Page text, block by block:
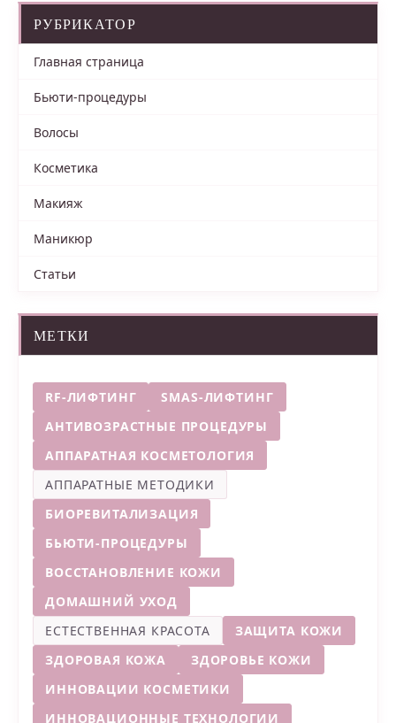
РУБРИКАТОР
Главная страница
Бьюти-процедуры
Волосы
Косметика
Макияж
Маникюр
Статьи
МЕТКИ
RF-ЛИФТИНГ
SMAS-ЛИФТИНГ
АНТИВОЗРАСТНЫЕ ПРОЦЕДУРЫ
АППАРАТНАЯ КОСМЕТОЛОГИЯ
АППАРАТНЫЕ МЕТОДИКИ
БИОРЕВИТАЛИЗАЦИЯ
БЬЮТИ-ПРОЦЕДУРЫ
ВОССТАНОВЛЕНИЕ КОЖИ
ДОМАШНИЙ УХОД
ЕСТЕСТВЕННАЯ КРАСОТА
ЗАЩИТА КОЖИ
ЗДОРОВАЯ КОЖА
ЗДОРОВЬЕ КОЖИ
ИННОВАЦИИ КОСМЕТИКИ
ИННОВАЦИОННЫЕ ТЕХНОЛОГИИ